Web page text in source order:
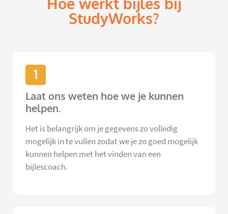
Hoe werkt bijles bij
StudyWorks?
1
Laat ons weten hoe we je kunnen
helpen.
Het is belangrijk om je gegevens zo volledig
mogelijk in te vullen zodat we je zo goed mogelijk
kunnen helpen met het vinden van een
bijlescoach.